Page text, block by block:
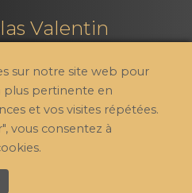
Valentin
réservés - Marylka Nicolas
- Une création
sur notre site web pour
plus pertinente en
et vos visites répétées.
vous consentez à